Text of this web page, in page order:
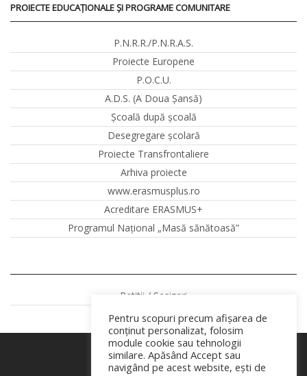
PROIECTE EDUCAȚIONALE ȘI PROGRAME COMUNITARE
P.N.R.R./P.N.R.A.S.
Proiecte Europene
P.O.C.U.
A.D.S. (A Doua Șansă)
Școală după școală
Desegregare școlară
Proiecte Transfrontaliere
Arhiva proiecte
www.erasmusplus.ro
Acreditare ERASMUS+
Programul Național „Masă sănătoasă”
Petitii / Sesizari
Pentru scopuri precum afișarea de
conținut personalizat, folosim
module cookie sau tehnologii
similare. Apăsând Accept sau
navigând pe acest website, ești de